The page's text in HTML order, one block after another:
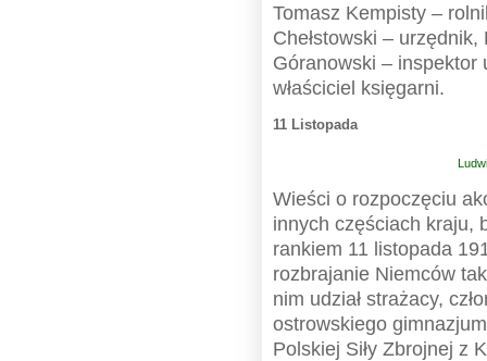
Tomasz Kempisty –
Chełstowski –
Góranowski – inspektor
właściciel księgarni.
11 Listopada
Wieści o rozpoczęciu
innych częściach kraju,
rankiem 11 listopada
rozbrajanie Niemców
nim udział strażacy,
ostrowskiego
Polskiej Siły Zbrojnej z